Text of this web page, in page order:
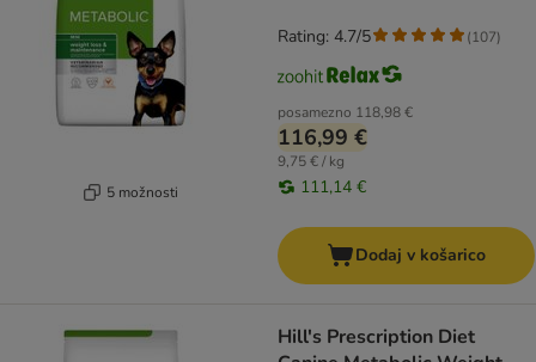
5 možnosti
posamezno 118,98 €
116,99 €
9,75 € / kg
111,14 €
Rating: 4.7/5 (107)
Dodaj v košarico
Hill's Prescription Diet